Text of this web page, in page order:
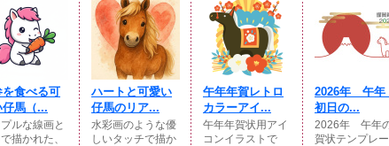
を食べる可
仔馬（...
ルな線画と
描かれた、
ハートと可愛い
仔馬のリア...
水彩画のような優
しいタッチで描か
午年年賀レトロ
カラーアイ...
午年年賀状用アイ
コンイラストで
2026年 午
初日の...
2026年 午年
賀状テンプレー